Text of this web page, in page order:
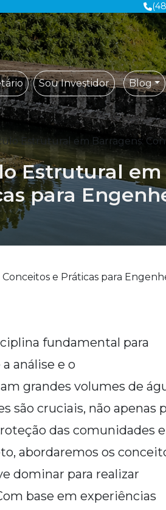
Blog
Sou Investidor
Estrutural em Barragens:
Estrutural em
para
fundamental para
análise e o
grandes volumes de
são cruciais, não apenas
das comunidades
abordaremos os
dominar para realizar
base em experiências